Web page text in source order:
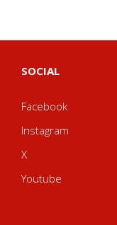
SOCIAL
Facebook
Instagram
X
Youtube